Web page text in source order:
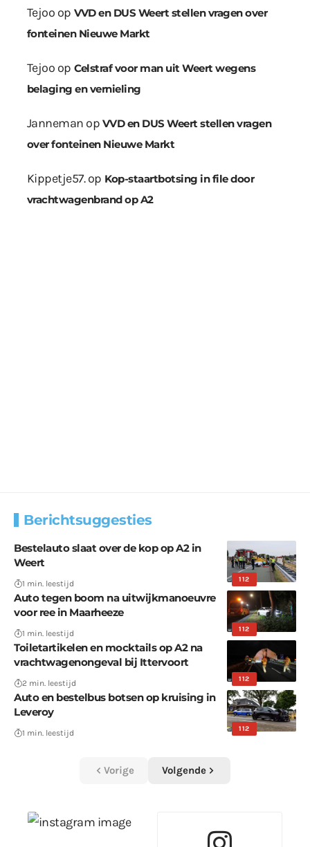
Tejoo op VVD en DUS Weert stellen vragen over
fonteinen Nieuwe Markt
Tejoo op Celstraf voor man uit Weert wegens
belaging en vernieling
Janneman op VVD en DUS Weert stellen vragen
over fonteinen Nieuwe Markt
Kippetje57.op Kop-staartbotsing in file door
vrachtwagenbrand op A2
Berichtsuggesties
112
Bestelauto slaat over de kop op A2 in
Weert
1 min. leestijd
112
Auto tegen boom na uitwijkmanoeuvre
voor ree in Maarheeze
1 min. leestijd
112
Toiletartikelen en mocktails op A2 na
vrachtwagenongeval bij Ittervoort
2 min. leestijd
112
Auto en bestelbus botsen op kruising in
Leveroy
1 min. leestijd
Vorige Volgende